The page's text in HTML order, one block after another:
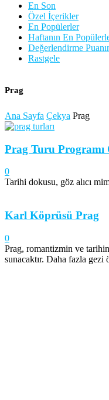
En Son
Özel İçerikler
En Popülerler
Haftanın En
Değerlendirme
Rastgele
Prag
Ana Sayfa Çekya Prag
Prag Turu Programı
0
Tarihi dokusu, göz alıcı
Karl Köprüsü Prag
0
Prag, romantizmin ve
sunacaktır. Daha fazla